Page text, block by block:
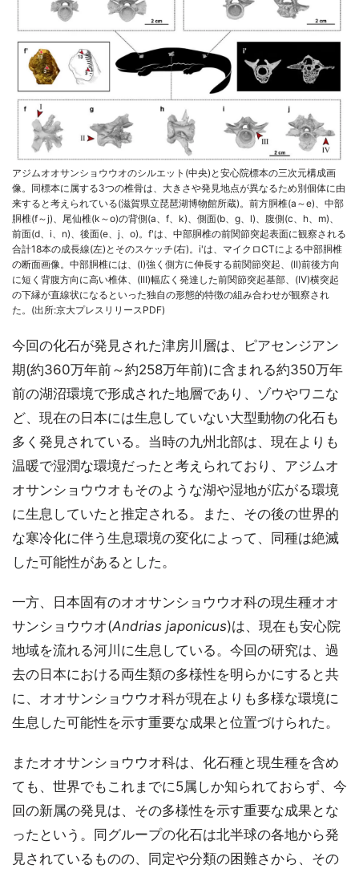
アジムオオサンショウウオのシルエット(中央)と安心院標本の三次元構成画
像。同標本に属する3つの椎骨は、大きさや発見地点が異なるため別個体に由
来すると考えられている(滋賀県立琵琶湖博物館所蔵)。前方胴椎(a～e)、中部
胴椎(f～j)、尾仙椎(k～o)の背側(a、f、k)、側面(b、g、l)、腹側(c、h、m)、
前面(d、i、n)、後面(e、j、o)。f'は、中部胴椎の前関節突起表面に観察される
合計18本の成長線(左)とそのスケッチ(右)。i'は、マイクロCTによる中部胴椎
の断面画像。中部胴椎には、(I)強く側方に伸長する前関節突起、(II)前後方向
に短く背腹方向に高い椎体、(III)幅広く発達した前関節突起基部、(IV)横突起
の下縁が直線状になるといった独自の形態的特徴の組み合わせが観察され
た。(出所:京大プレスリリースPDF)
今回の化石が発見された津房川層は、ピアセンジアン
期(約360万年前～約258万年前)に含まれる約350万年
前の湖沼環境で形成された地層であり、ゾウやワニな
ど、現在の日本には生息していない大型動物の化石も
多く発見されている。当時の九州北部は、現在よりも
温暖で湿潤な環境だったと考えられており、アジムオ
オサンショウウオもそのような湖や湿地が広がる環境
に生息していたと推定される。また、その後の世界的
な寒冷化に伴う生息環境の変化によって、同種は絶滅
した可能性があるとした。
一方、日本固有のオオサンショウウオ科の現生種オオ
サンショウウオ(Andrias japonicus)は、現在も安心院
地域を流れる河川に生息している。今回の研究は、過
去の日本における両生類の多様性を明らかにすると共
に、オオサンショウウオ科が現在よりも多様な環境に
生息した可能性を示す重要な成果と位置づけられた。
またオオサンショウウオ科は、化石種と現生種を含め
ても、世界でもこれまでに5属しか知られておらず、今
回の新属の発見は、その多様性を示す重要な成果とな
ったという。同グループの化石は北半球の各地から発
見されているものの、同定や分類の困難さから、その